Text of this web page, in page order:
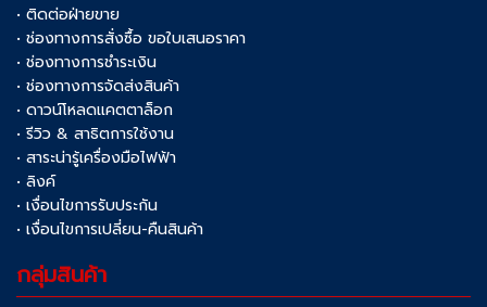
• ติดต่อฝ่ายขาย
• ช่องทางการสั่งซื้อ ขอใบเสนอราคา
• ช่องทางการชำระเงิน
• ช่องทางการจัดส่งสินค้า
• ดาวน์โหลดแคตตาล็อก
• รีวิว & สาธิตการใช้งาน
• สาระน่ารู้เครื่องมือไฟฟ้า
• ลิงค์
• เงื่อนไขการรับประกัน
• เงื่อนไขการเปลี่ยน-คืนสินค้า
กลุ่มสินค้า